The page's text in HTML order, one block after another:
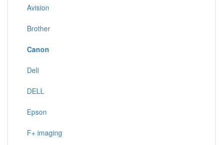
Avision
Brother
Canon
Deli
DELL
Epson
F+ imaging